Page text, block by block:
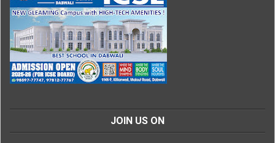
JOIN US ON